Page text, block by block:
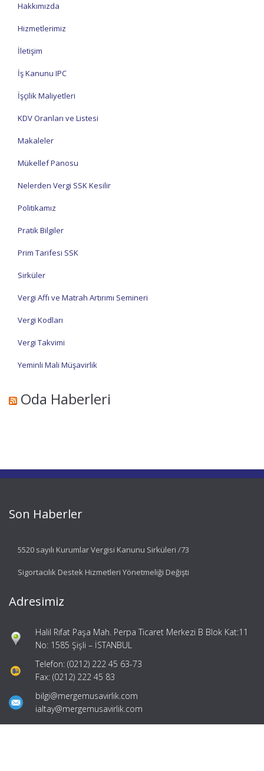
Hakkımızda
Hizmetlerimiz
İletişim
İş Kanunu IPC
İşçilik Maliyetleri
KDV Oranları ve Listesi
Makaleler
Mükellef Panosu
Nelerden Vergi SSK Kesilir
Politikamız
Pratik Bilgiler
Prim Tarifesi SSK
Sirküler
Vergi Affı ve Matrah Artırımı Semineri
Vergi Kodları
Vergi Takvimi
Yeminli Mali Müşavirlik
Oda Haberleri
Son Haberler
5520 sayılı Kurumlar Vergisi Kanunu Sirküleri /73
Sigortacılık Destek Hizmetleri Yönetmeliği Değişti
Adresimiz
Halil Rıfat Paşa Mah. Perpa Ticaret Merkezi B Blok Kat:11
No: 1585 Şişli – İSTANBUL
Telefon: (0212) 222 45 63-73
Fax: (0212) 222 45 83
bilgi@mergemusavirlik.com
ialtay@mergemusavirlik.com